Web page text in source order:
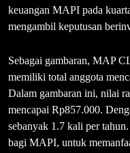
keuangan MAPI pada
mengambil keputusan
Sebagai gambaran, MAP
memiliki total anggota
Dalam gambaran ini, nilai
mencapai Rp857.000.
sebanyak 1.7 kali per
bagi MAPI, untuk